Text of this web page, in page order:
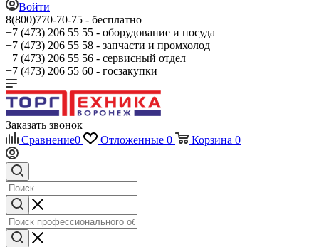
Войти
8(800)770-70-75 - бесплатно
+7 (473) 206 55 55 - оборудование и посуда
+7 (473) 206 55 58 - запчасти и промхолод
+7 (473) 206 55 56 - сервисный отдел
+7 (473) 206 55 60 - госзакупки
Заказать звонок
Сравнение0 Отложенные 0 Корзина 0